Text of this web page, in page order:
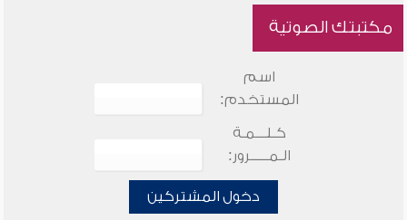
مكتبتك الصوتية
اسم
المستخدم:
كـلـــمـة
الـمـــــرور:
دخول المشتركين